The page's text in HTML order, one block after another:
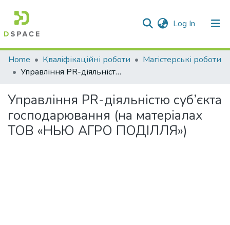
Log In (current)
Communities & Collections
All of DSpace
Statistics
Home Кваліфікаційні роботи
Магістерські роботи
Управління PR-діяльністю суб’єкта господарювання (на матеріалах ТОВ «НЬЮ АГРО ПОДІЛЛЯ»)
Управління PR-діяльністю суб’єкта
господарювання (на матеріалах
ТОВ «НЬЮ АГРО ПОДІЛЛЯ»)